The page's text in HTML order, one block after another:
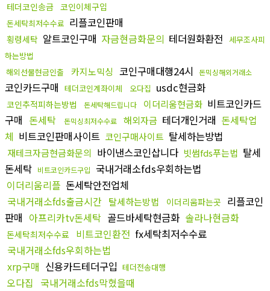
테더코인송금 코인이체구입
돈세탁최저수수료 리플코인판매
횡령세탁 알트코인구매 자금현금화문의 테더원화환전 세무조사피
하는방법
해외선물현금인출
카지노믹싱 코인구매대행24시 돈믹싱해외거래소
코인카드구매 테더코인계좌이체 오다집 usdc현금화
코인추적피하는방법 돈세탁해드립니다 이더리움현금화 비트코인카드
구매 돈세탁 돈믹싱최저수수료 해외자금 테더개인거래 돈세탁업
체 비트코인판매사이트 코인구매사이트 탈세하는방법
재테크자금현금화문의 바이낸스코인삽니다 빗썸fds푸는법 탈세
돈세탁 비트코인카드구입 국내거래소fds우회하는법
이더리움리플 돈세탁안전업체
국내거래소fds출금시간 탈세하는방법 이더리움파는곳 리플코인
판매 아프리카tv돈세탁 골드바세탁현금화 솔라나현금화
돈세탁최저수수료 비트코인환전 fx세탁최저수수료
국내거래소fds우회하는법
xrp구매 신용카드테더구입 테더전송대행
오다집 국내거래소fds막혔을때